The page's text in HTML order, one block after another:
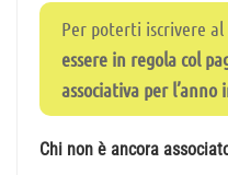
Per poterti iscrivere
essere in regola col
associativa per l’anno
Chi non è ancora